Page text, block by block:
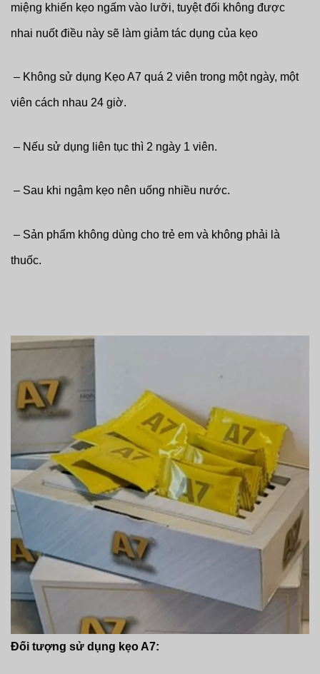
miệng khiến kẹo ngấm vào lưỡi, tuyệt đối không được
nhai nuốt điều này sẽ làm giảm tác dụng của kẹo
– Không sử dụng Kẹo A7 quá 2 viên trong một ngày, một
viên cách nhau 24 giờ.
– Nếu sử dụng liên tục thì 2 ngày 1 viên.
– Sau khi ngậm kẹo nên uống nhiều nước.
– Sản phẩm không dùng cho trẻ em và không phải là
thuốc.
Đối tượng sử dụng kẹo A7: